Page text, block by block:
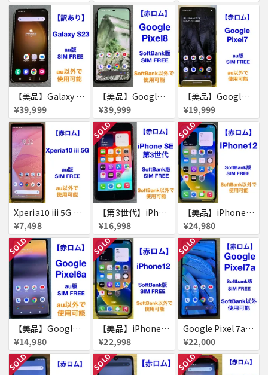
【美品】Galaxy S23 256GB 赤ロム
¥39,999
【美品】Google Pixel8 128GB 赤ロム
¥39,999
【美品】Google Pixel7 128GB 赤ロム
¥19,999
Xperia10 iii 5G 128GB 赤ロム
¥7,498
SOLD
【第3世代】iPhone SE 64GB 赤ロム
¥16,998
SOLD
【美品】iPhone12 64GB 赤ロム
¥24,980
SOLD
【美品】Google Pixel 6a 128GB 赤ロム
¥14,980
SOLD
【美品】iPhone12 64GB 赤ロム
¥22,998
SOLD
Google Pixel 7a Pixel7a 赤ロム
¥22,000
SOLD SOLD SOLD